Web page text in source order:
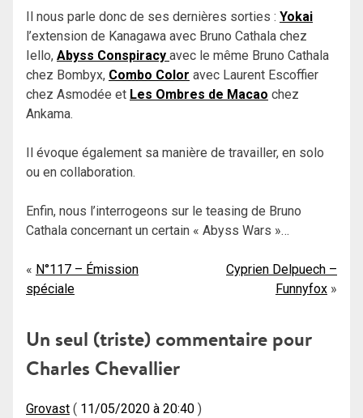
Il nous parle donc de ses dernières sorties : Yokai
l’extension de Kanagawa avec Bruno Cathala chez
Iello, Abyss Conspiracy avec le même Bruno Cathala
chez Bombyx, Combo Color avec Laurent Escoffier
chez Asmodée et Les Ombres de Macao chez
Ankama.
Il évoque également sa manière de travailler, en solo
ou en collaboration.
Enfin, nous l’interrogeons sur le teasing de Bruno
Cathala concernant un certain « Abyss Wars »…
Navigation
de
l’article
N°117 – Émission
spéciale
Cyprien Delpuech –
Funnyfox
Un seul (triste) commentaire pour
Charles Chevallier
Grovast 11/05/2020 à 20:40